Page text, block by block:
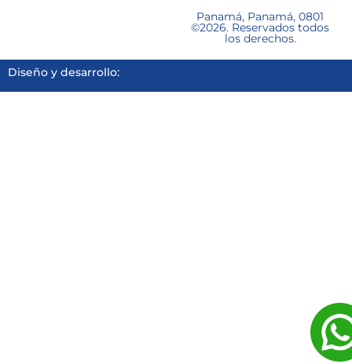
Panamá, Panamá, 0801
©2026. Reservados todos
los derechos.
Diseño y desarrollo: